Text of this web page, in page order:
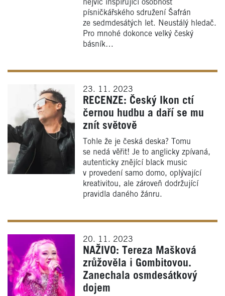
nejvíc inspirující osobnost
písničkářského sdružení Šafrán
ze sedmdesátých let. Neustálý hledač.
Pro mnohé dokonce velký český
básník…
23. 11. 2023
RECENZE: Český Ikon ctí
černou hudbu a daří se mu
znít světově
Tohle že je česká deska? Tomu
se nedá věřit! Je to anglicky zpívaná,
autenticky znějící black music
v provedení samo domo, oplývající
kreativitou, ale zároveň dodržující
pravidla daného žánru.
20. 11. 2023
NAŽIVO: Tereza Mašková
zrůžověla i Gombitovou.
Zanechala osmdesátkový
dojem